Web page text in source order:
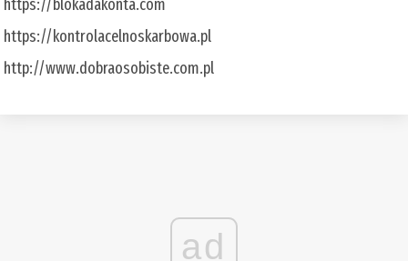
https://blokadakonta.com
https://kontrolacelnoskarbowa.pl
http://www.dobraosobiste.com.pl
ad